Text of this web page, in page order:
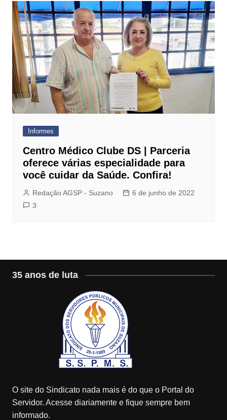
Informes
Centro Médico Clube DS | Parceria
oferece várias especialidade para
você cuidar da Saúde. Confira!
Redação AGSP - Suzano
6 de junho de 2022
3
35 anos de luta
O site do Sindicato nada mais é do que o Portal do
Servidor. Acesse diariamente e fique sempre bem
informado.